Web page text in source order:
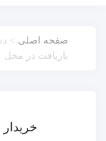
صفحه اصلی >
بازیافت در محل